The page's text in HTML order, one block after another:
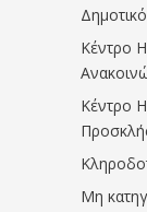
Κέντρο
Κέντρο
Μη